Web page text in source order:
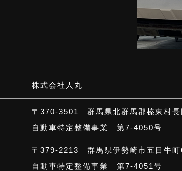
株式会社人丸
〒370-3501 群馬県北群馬郡榛東村
自動車特定整備事業 第7-4050号
〒379-2213 群馬県伊勢崎市五目牛
自動車特定整備事業 第7-4051号